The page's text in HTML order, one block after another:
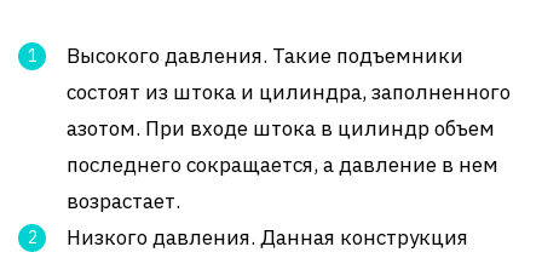
Высокого давления. Такие подъемники
состоят из штока и цилиндра, заполненного
азотом. При входе штока в цилиндр объем
последнего сокращается, а давление в нем
возрастает.
Низкого давления. Данная конструкция